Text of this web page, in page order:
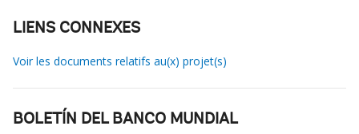
LIENS CONNEXES
Voir les documents relatifs au(x) projet(s)
BOLETÍN DEL BANCO MUNDIAL